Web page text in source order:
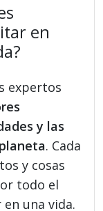
en
expertos
y las
. Cada
y cosas
todo el
una vida.